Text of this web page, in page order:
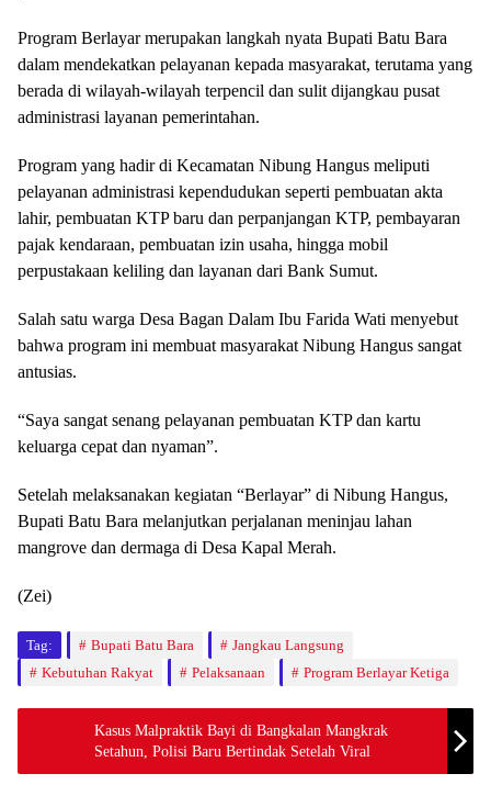
Program Berlayar merupakan langkah nyata Bupati Batu Bara
dalam mendekatkan pelayanan kepada masyarakat, terutama yang
berada di wilayah-wilayah terpencil dan sulit dijangkau pusat
administrasi layanan pemerintahan.
Program yang hadir di Kecamatan Nibung Hangus meliputi
pelayanan administrasi kependudukan seperti pembuatan akta
lahir, pembuatan KTP baru dan perpanjangan KTP, pembayaran
pajak kendaraan, pembuatan izin usaha, hingga mobil
perpustakaan keliling dan layanan dari Bank Sumut.
Salah satu warga Desa Bagan Dalam Ibu Farida Wati menyebut
bahwa program ini membuat masyarakat Nibung Hangus sangat
antusias.
“Saya sangat senang pelayanan pembuatan KTP dan kartu
keluarga cepat dan nyaman”.
Setelah melaksanakan kegiatan “Berlayar” di Nibung Hangus,
Bupati Batu Bara melanjutkan perjalanan meninjau lahan
mangrove dan dermaga di Desa Kapal Merah.
(Zei)
Tag: Bupati Batu Bara
Jangkau Langsung
Kebutuhan Rakyat
Pelaksanaan Program Berlayar Ketiga
Kasus Malpraktik Bayi di Bangkalan Mangkrak
Setahun, Polisi Baru Bertindak Setelah Viral